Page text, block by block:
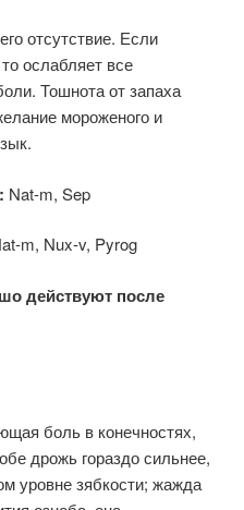
отсутствие. Если
ослабляет все
Тошнота от запаха
мороженого и
Nat-m, Sep
m, Nux-v, Pyrog
действуют после
боль в конечностях,
дрожь гораздо сильнее,
уровне зябкости; жажда